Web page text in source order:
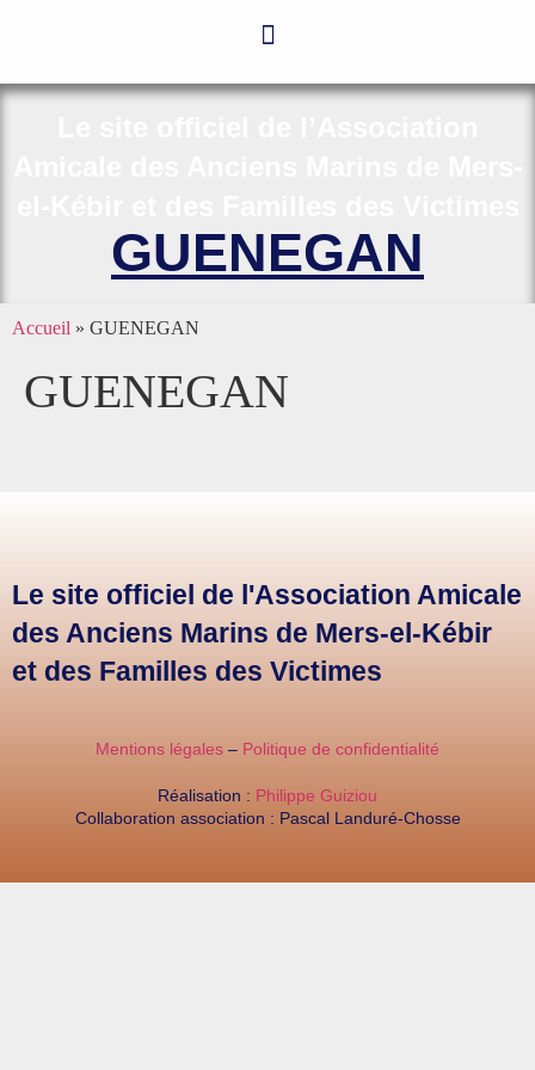
GUENEGAN
Accueil » GUENEGAN
GUENEGAN
Le site officiel de l'Association Amicale
des Anciens Marins de Mers-el-Kébir
et des Familles des Victimes
Mentions légales – Politique de confidentialité
Réalisation : Philippe Guiziou
Collaboration association : Pascal Landuré-Chosse